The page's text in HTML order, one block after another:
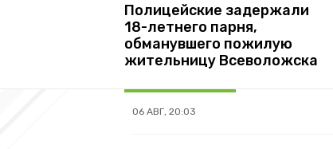
Полицейские задержали
18-летнего парня,
обманувшего пожилую
жительницу Всеволожска
06 АВГ, 20:03